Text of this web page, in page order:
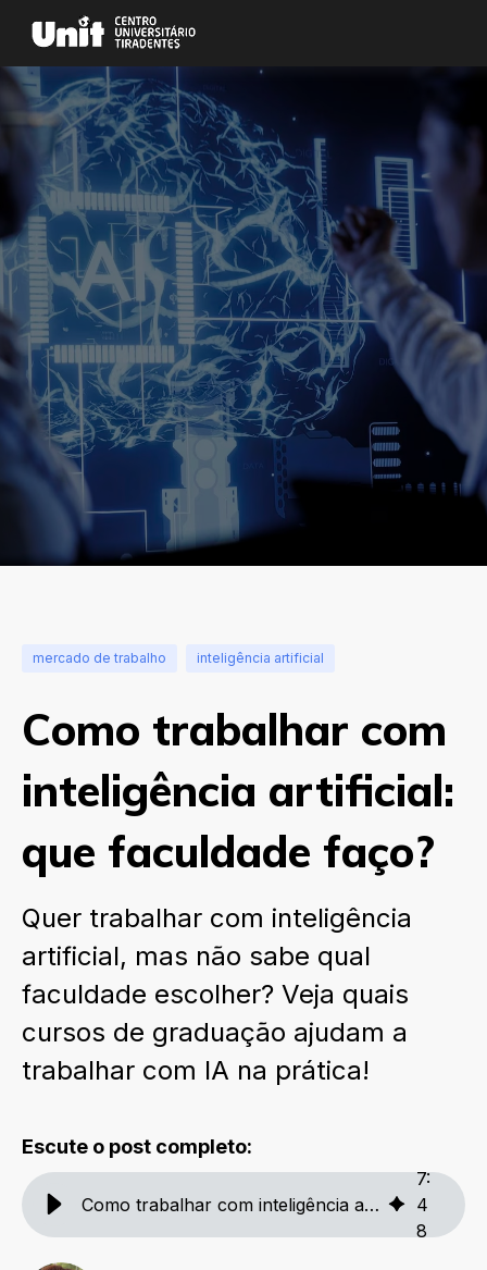
mercado de trabalho inteligência artificial
Como trabalhar com
inteligência artificial:
que faculdade faço?
Quer trabalhar com inteligência
artificial, mas não sabe qual
faculdade escolher? Veja quais
cursos de graduação ajudam a
trabalhar com IA na prática!
Escute o post completo:
Como trabalhar com inteligência artificial: que faculdade faço?
7:
4
8